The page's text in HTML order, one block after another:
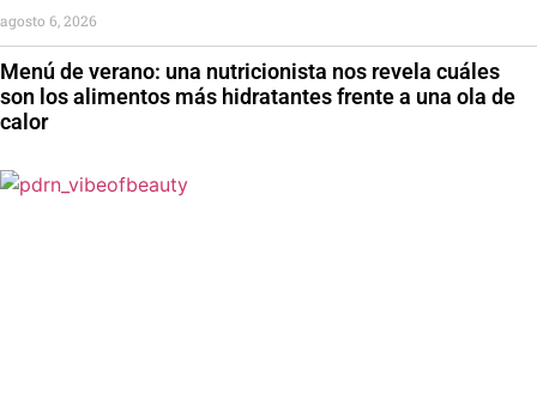
Menú de verano: una nutricionista nos revela cuáles
son los alimentos más hidratantes frente a una ola de
calor
agosto 6, 2026